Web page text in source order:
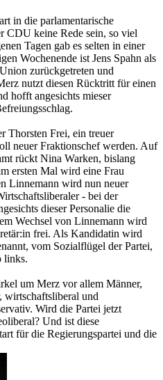
in die parlamentarische
CDU keine Rede sein, so viel
Tagen gab es selten in einer
Wochenende ist Jens Spahn als
zurückgetreten und
nutzt diesen Rücktritt für einen
hofft angesichts mieser
Thorsten Frei, ein treuer
neuer Fraktionschef werden. Auf
rückt Nina Warken, bislang
ersten Mal wird eine Frau
Linnemann wird nun neuer
- bei der
dieser Personalie die
Wechsel von Linnemann wird
frei. Als Kandidatin wird
vom Sozialflügel der Partei,
links.
um Merz vor allem Männer,
wirtschaftsliberal und
Wird die Partei jetzt
Und ist diese
für die Regierungspartei und die